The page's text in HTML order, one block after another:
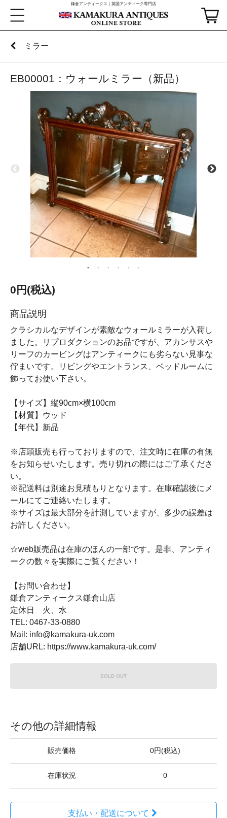
鎌倉アンティークス｜英国アンティーク専門店
ミラー
EB00001：ウォールミラー（新品）
0円(税込)
商品説明
クラシカルなデザインが素敵なウォールミラーが入荷し
ました。リプロダクションのお品ですが、アカンサスや
リーフのカービングはアンティークにも劣らない見事な
佇まいです。リビングやエントランス、ベッドルームに
飾ってお使い下さい。
【サイズ】縦90cm×横100cm
【材質】ウッド
【年代】新品
※店頭販売も行っておりますので、注文時に在庫の有無
をお知らせいたします。売り切れの際にはご了承くださ
い。
※配送料は別途お見積もりとなります。在庫確認後にメ
ールにてご連絡いたします。
※サイズは最大部分を計測していますが、多少の誤差は
お許しください。
☆web販売品は在庫のほんの一部です。是非、アンティ
ークの数々を実際にご覧ください！
【お問い合わせ】
鎌倉アンティークス鎌倉山店
定休日 火、水
TEL: 0467-33-0880
Mail: info@kamakura-uk.com
店舗URL: https://www.kamakura-uk.com/
SOLD OUT
その他の詳細情報
販売価格 0円(税込)
在庫状況 0
支払い・配送について